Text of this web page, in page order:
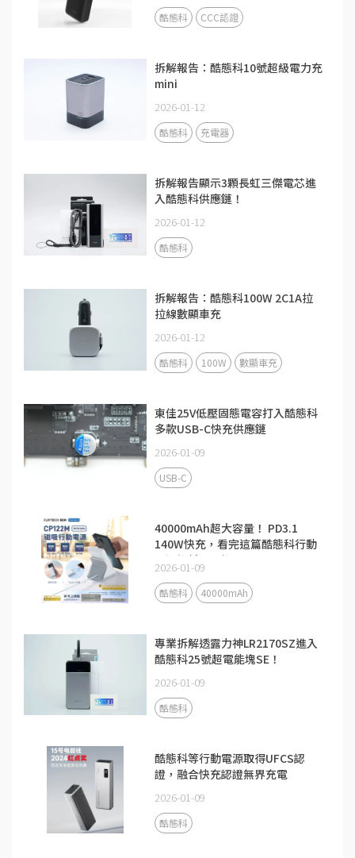
酷態科 CCC認證
拆解報告：酷態科10號超級電力充
mini
2026-01-12
酷態科 充電器
拆解報告顯示3顆長虹三傑電芯進
入酷態科供應鏈！
2026-01-12
酷態科
拆解報告：酷態科100W 2C1A拉
拉線數顯車充
2026-01-12
酷態科 100W 數顯車充
東佳25V低壓固態電容打入酷態科
多款USB-C快充供應鏈
2026-01-09
USB-C
40000mAh超大容量！ PD3.1
140W快充，看完這篇酷態科行動
電源解析更了解
2026-01-09
酷態科 40000mAh
專業拆解透露力神LR2170SZ進入
酷態科25號超電能塊SE！
2026-01-09
酷態科
酷態科等行動電源取得UFCS認
證，融合快充認證無界充電
2026-01-09
酷態科